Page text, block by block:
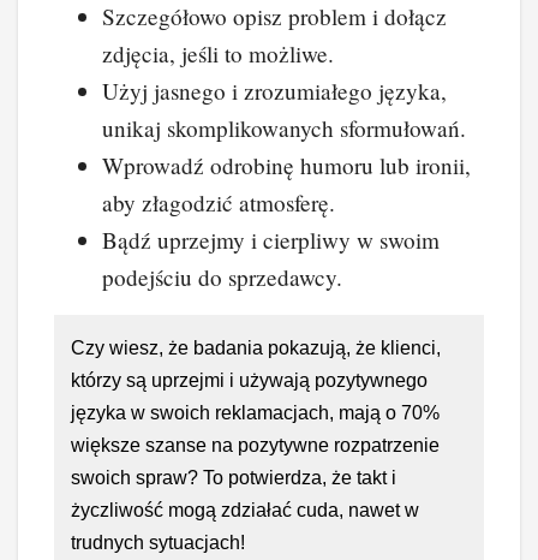
Szczegółowo opisz problem i dołącz
zdjęcia, jeśli to możliwe.
Użyj jasnego i zrozumiałego języka,
unikaj skomplikowanych sformułowań.
Wprowadź odrobinę humoru lub ironii,
aby złagodzić atmosferę.
Bądź uprzejmy i cierpliwy w swoim
podejściu do sprzedawcy.
Czy wiesz, że badania pokazują, że klienci,
którzy są uprzejmi i używają pozytywnego
języka w swoich reklamacjach, mają o 70%
większe szanse na pozytywne rozpatrzenie
swoich spraw? To potwierdza, że takt i
życzliwość mogą zdziałać cuda, nawet w
trudnych sytuacjach!